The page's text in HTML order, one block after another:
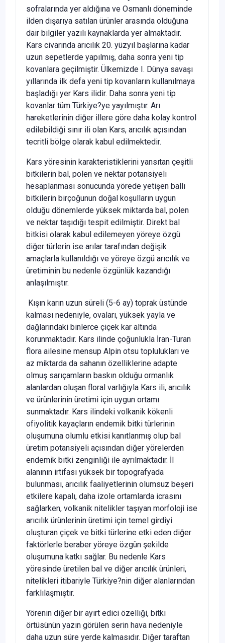
sofralarında yer aldığına ve Osmanlı döneminde
ilden dışarıya satılan ürünler arasında olduğuna
dair bilgiler yazılı kaynaklarda yer almaktadır.
Kars civarında arıcılık 20. yüzyıl başlarına kadar
uzun sepetlerde yapılmış, daha sonra yeni tip
kovanlara geçilmiştir. Ülkemizde I. Dünya savaşı
yıllarında ilk defa yeni tip kovanların kullanılmaya
başladığı yer Kars ilidir. Daha sonra yeni tip
kovanlar tüm Türkiye?ye yayılmıştır. Arı
hareketlerinin diğer illere göre daha kolay kontrol
edilebildiği sınır ili olan Kars, arıcılık açısından
tecritli bölge olarak kabul edilmektedir.
Kars yöresinin karakteristiklerini yansıtan çeşitli
bitkilerin bal, polen ve nektar potansiyeli
hesaplanması sonucunda yörede yetişen ballı
bitkilerin birçoğunun doğal koşulların uygun
olduğu dönemlerde yüksek miktarda bal, polen
ve nektar taşıdığı tespit edilmiştir. Direkt bal
bitkisi olarak kabul edilemeyen yöreye özgü
diğer türlerin ise arılar tarafından değişik
amaçlarla kullanıldığı ve yöreye özgü arıcılık ve
üretiminin bu nedenle özgünlük kazandığı
anlaşılmıştır.
Kışın karın uzun süreli (5-6 ay) toprak üstünde
kalması nedeniyle, ovaları, yüksek yayla ve
dağlarındaki binlerce çiçek kar altında
korunmaktadır. Kars ilinde çoğunlukla İran-Turan
flora ailesine mensup Alpin otsu toplulukları ve
az miktarda da sahanın özelliklerine adapte
olmuş sarıçamların baskın olduğu ormanlık
alanlardan oluşan floral varlığıyla Kars ili, arıcılık
ve ürünlerinin üretimi için uygun ortamı
sunmaktadır. Kars ilindeki volkanik kökenli
ofiyolitik kayaçların endemik bitki türlerinin
oluşumuna olumlu etkisi kanıtlanmış olup bal
üretim potansiyeli açısından diğer yörelerden
endemik bitki zenginliği ile ayrılmaktadır. İl
alanının irtifası yüksek bir topografyada
bulunması, arıcılık faaliyetlerinin olumsuz beşeri
etkilere kapalı, daha izole ortamlarda icrasını
sağlarken, volkanik nitelikler taşıyan morfoloji ise
arıcılık ürünlerinin üretimi için temel girdiyi
oluşturan çiçek ve bitki türlerine etki eden diğer
faktörlerle beraber yöreye özgün şekilde
oluşumuna katkı sağlar. Bu nedenle Kars
yöresinde üretilen bal ve diğer arıcılık ürünleri,
nitelikleri itibariyle Türkiye?nin diğer alanlarından
farklılaşmıştır.
Yörenin diğer bir ayırt edici özelliği, bitki
örtüsünün yazın görülen serin hava nedeniyle
daha uzun süre yerde kalmasıdır. Diğer taraftan